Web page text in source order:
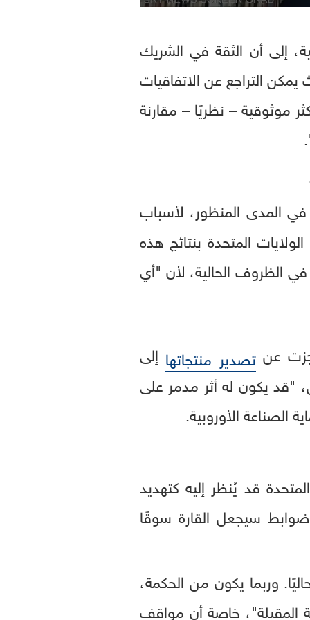
إلى أن الثقة في الشريك
التراجع عن الاتفاقيات
موثوقية – نظريًا – مقارنة
في المدى المنظور، لأسباب
المتحدة بنتائج هذه
الظروف الحالية، لأن "أي
عنتصدير منتجاتها إلى
"قد يكون له أثر مدمر على
الصناعة الأوروبية.
قد يُنظر إليه كتهديد
سيجعل القارة سوقًا
وربما يكون من الحكمة،
المقبلة"، خاصة أن مواقف